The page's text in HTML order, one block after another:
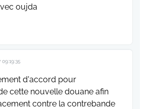
oujda
09:19:35
d'accord pour
cette nouvelle douane afin
contre la contrebande